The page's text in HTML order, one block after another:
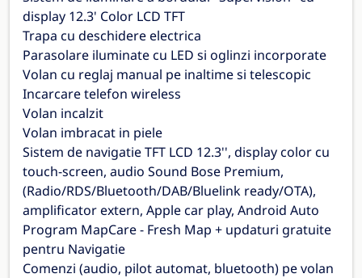
display 12.3' Color LCD TFT
Trapa cu deschidere electrica
Parasolare iluminate cu LED si oglinzi incorporate
Volan cu reglaj manual pe inaltime si telescopic
Incarcare telefon wireless
Volan incalzit
Volan imbracat in piele
Sistem de navigatie TFT LCD 12.3'', display color cu
touch-screen, audio Sound Bose Premium,
(Radio/RDS/Bluetooth/DAB/Bluelink ready/OTA),
amplificator extern, Apple car play, Android Auto
Program MapCare - Fresh Map + updaturi gratuite
pentru Navigatie
Comenzi (audio, pilot automat, bluetooth) pe volan